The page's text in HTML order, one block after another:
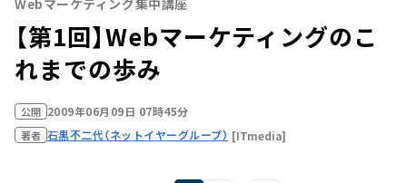
Webマーケティング集中講座
【第1回】Webマーケティングのこ
れまでの歩み
公開 2009年06月09日 07時45分
著者 石黒不二代（ネットイヤーグループ） [ITmedia]